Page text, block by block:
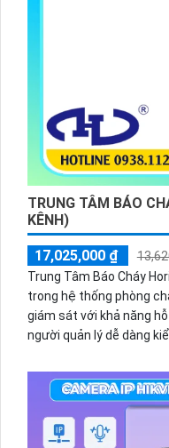
TRUNG TÂM BÁO
KÊNH)
17,025,000 ₫
Trung Tâm Báo Cháy
trong hệ thống phòng
giám sát với khả năng
người quản lý dễ dàng
mạng con người và môi